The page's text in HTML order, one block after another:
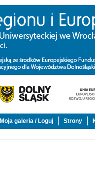
Moja galeria / Loguj Strony